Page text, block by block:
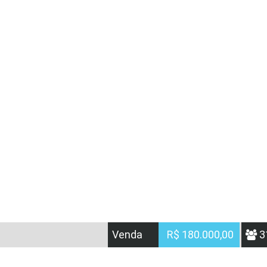
Venda R$ 180.000,00